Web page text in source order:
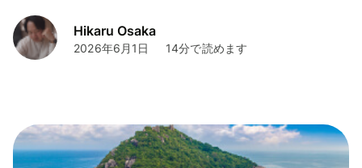
Hikaru Osaka
2026年6月1日 14分で読めます